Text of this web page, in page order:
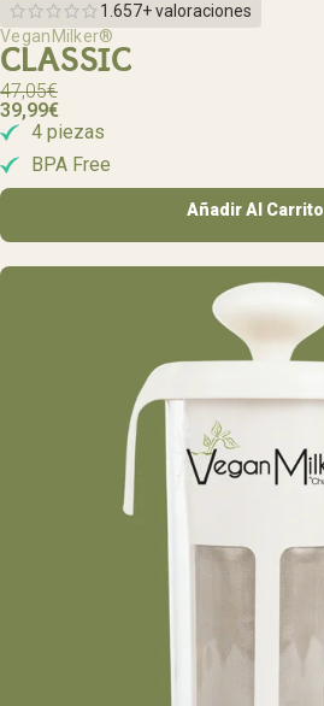
1.657+ valoraciones
VeganMilker®
CLASSIC
47,05€
39,99€
4 piezas
BPA Free
Añadir Al Carrito